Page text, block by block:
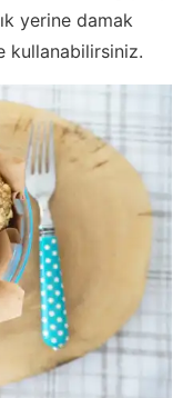
yerine damak
kullanabilirsiniz.